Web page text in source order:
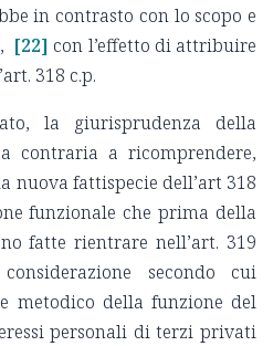
in contrasto con lo scopo e
[22] con l’effetto di attribuire
318 c.p.
la giurisprudenza della
contraria a ricomprendere,
nuova fattispecie dell’art 318
funzionale che prima della
fatte rientrare nell’art. 319
secondo cui
metodico della funzione del
personali di terzi privati